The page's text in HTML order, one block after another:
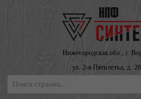
Нижегородская обл., г.
ул. 2-я Пятилетка, д.